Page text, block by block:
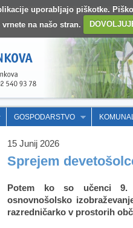
uporabljajo piškotke.
na našo stran.
GOSPODARSTVO
15 Junij 2026
Sprejem
Potem ko so učenci 9.
osnovnošolsko
razredničarko v prostorih